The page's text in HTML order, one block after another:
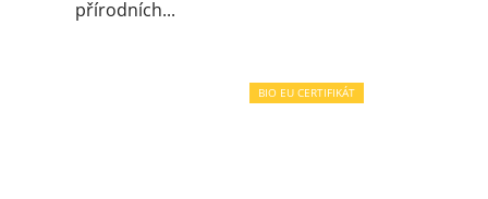
přírodních...
BIO EU CERTIFIKÁT